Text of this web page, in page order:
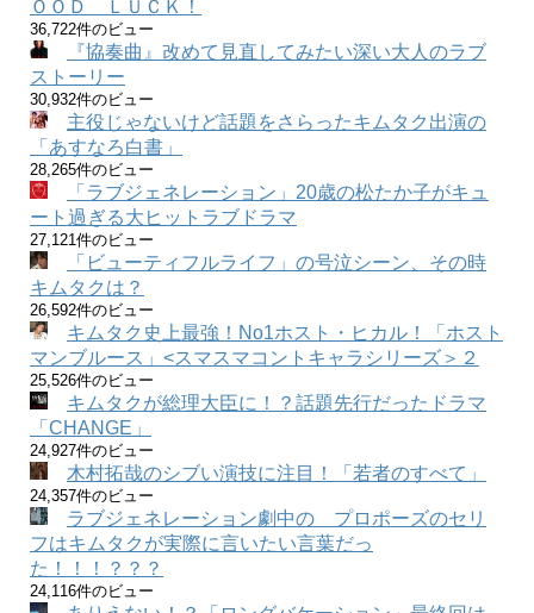
ＯＯＤ ＬＵＣＫ！
36,722件のビュー
『協奏曲』改めて見直してみたい深い大人のラブ
ストーリー
30,932件のビュー
主役じゃないけど話題をさらったキムタク出演の
「あすなろ白書」
28,265件のビュー
「ラブジェネレーション」20歳の松たか子がキュ
ート過ぎる大ヒットラブドラマ
27,121件のビュー
「ビューティフルライフ」の号泣シーン、その時
キムタクは？
26,592件のビュー
キムタク史上最強！No1ホスト・ヒカル！「ホスト
マンブルース」<スマスマコントキャラシリーズ＞２
25,526件のビュー
キムタクが総理大臣に！？話題先行だったドラマ
「CHANGE」
24,927件のビュー
木村拓哉のシブい演技に注目！「若者のすべて」
24,357件のビュー
ラブジェネレーション劇中の プロポーズのセリ
フはキムタクが実際に言いたい言葉だっ
た！！！？？？
24,116件のビュー